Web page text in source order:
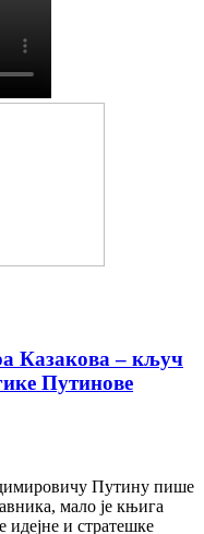
Казакова – кључ
Путинове
Путину пише
мало је књига
идејне и стратешке